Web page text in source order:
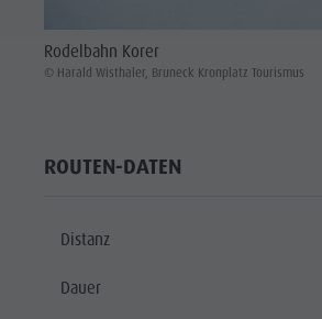
Rodelbahn Korer
© Harald Wisthaler, Bruneck Kronplatz Tourismus
ROUTEN-DATEN
Distanz
Dauer